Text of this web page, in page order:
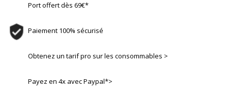
Port offert dès 69€*
Paiement 100% sécurisé
Obtenez un tarif pro sur les consommables >
Payez en 4x avec Paypal*>